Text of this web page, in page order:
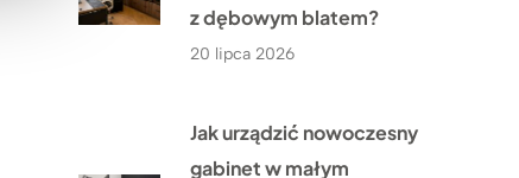
z dębowym blatem?
20 lipca 2026
Jak urządzić nowoczesny
gabinet w małym